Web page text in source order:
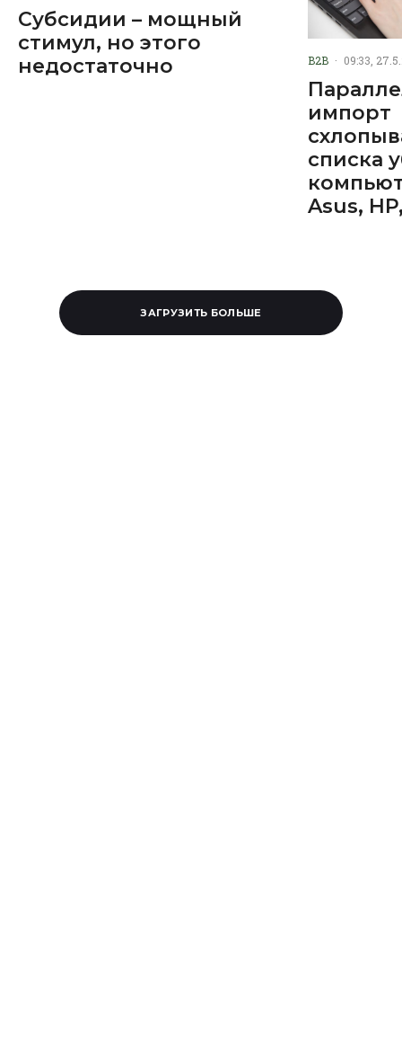
Субсидии – мощный
стимул, но этого
недостаточно
B2B · 09:33,
импорт
списка
Asus,
ЗАГРУЗИТЬ БОЛЬШЕ